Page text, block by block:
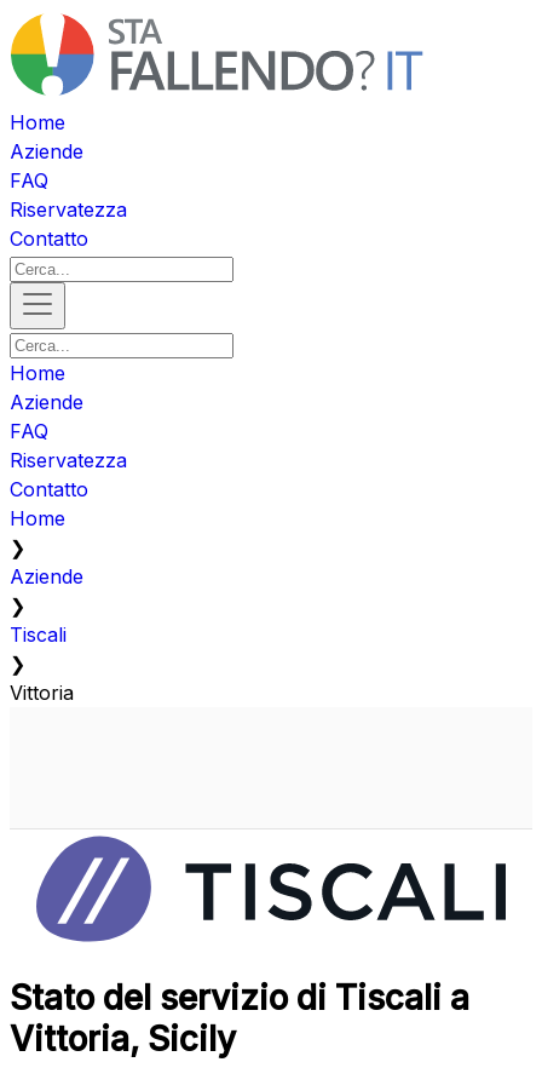
Home
Aziende
FAQ
Riservatezza
Contatto
Home
Aziende
FAQ
Riservatezza
Contatto
Home
❯
Aziende
❯
Tiscali
❯
Vittoria
Stato del servizio di Tiscali a
Vittoria, Sicily